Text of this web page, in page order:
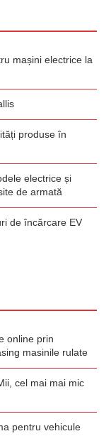
mașini electrice la
produse în
electrice și
de armată
de încărcare EV
online prin
masinile rulate
cel mai mai mic
pentru vehicule